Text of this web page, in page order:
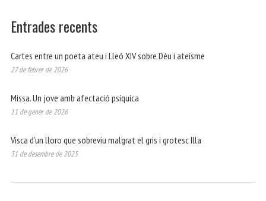
Entrades recents
Cartes entre un poeta ateu i Lleó XIV sobre Déu i ateísme
27 de febrer de 2026
Missa. Un jove amb afectació psíquica
11 de gener de 2026
Visca d’un lloro que sobreviu malgrat el gris i grotesc Illa
31 de desembre de 2025